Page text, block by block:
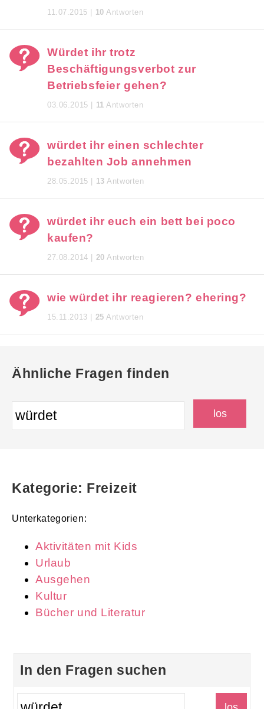
11.07.2015 | 10 Antworten
Würdet ihr trotz
Beschäftigungsverbot zur
Betriebsfeier gehen?
03.06.2015 | 11 Antworten
würdet ihr einen schlechter
bezahlten Job annehmen
28.05.2015 | 13 Antworten
würdet ihr euch ein bett bei poco
kaufen?
27.08.2014 | 20 Antworten
wie würdet ihr reagieren? ehering?
15.11.2013 | 25 Antworten
Ähnliche Fragen finden
Kategorie: Freizeit
Unterkategorien:
Aktivitäten mit Kids
Urlaub
Ausgehen
Kultur
Bücher und Literatur
In den Fragen suchen